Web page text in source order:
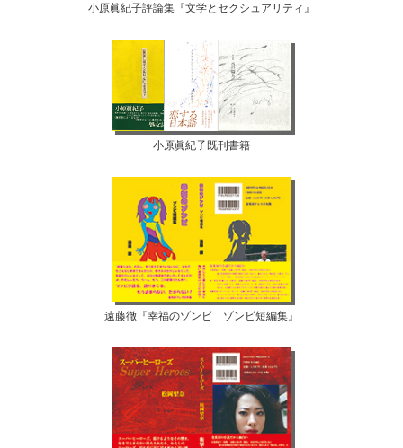
小原眞紀子評論集『文学とセクシュアリティ』
小原眞紀子既刊書籍
遠藤徹『幸福のゾンビ ゾンビ短編集』